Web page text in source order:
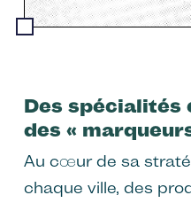
Des spécialités
des «
Au cœur de sa
chaque ville, des